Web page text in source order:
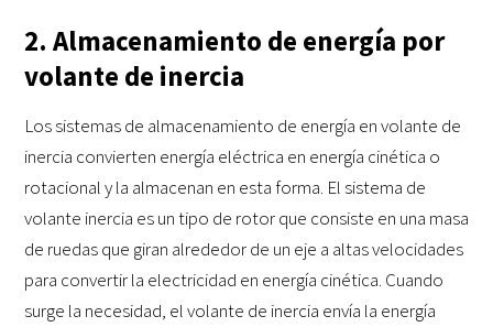
2. Almacenamiento de energía por
volante de inercia
Los sistemas de almacenamiento de energía en volante de
inercia convierten energía eléctrica en energía cinética o
rotacional y la almacenan en esta forma. El sistema de
volante inercia es un tipo de rotor que consiste en una masa
de ruedas que giran alrededor de un eje a altas velocidades
para convertir la electricidad en energía cinética. Cuando
surge la necesidad, el volante de inercia envía la energía